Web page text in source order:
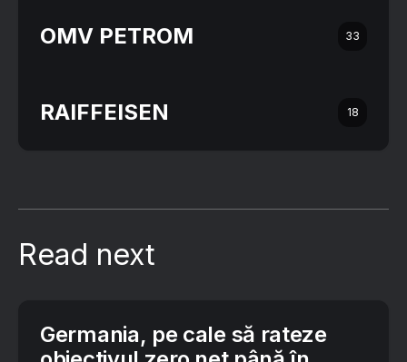
OMV PETROM 33
RAIFFEISEN 18
Read next
Germania, pe cale să rateze